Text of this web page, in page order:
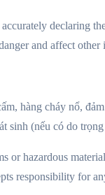
declaring
and affect
hàng cháy nổ,
sinh (nếu có do
or hazardous
responsibility for